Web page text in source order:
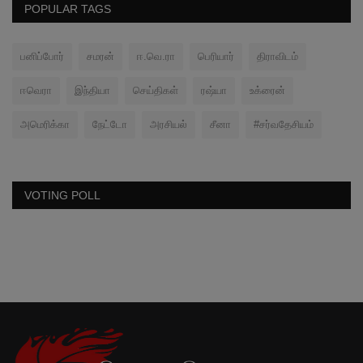
POPULAR TAGS
பனிப்போர் சமரன் ஈ.வெ.ரா பெரியார் திராவிடம்
ஈவெரா இந்தியா செய்திகள் ரஷ்யா உக்ரைன்
அமெரிக்கா நேட்டோ அரசியல் சீனா #சர்வதேசியம்
VOTING POLL